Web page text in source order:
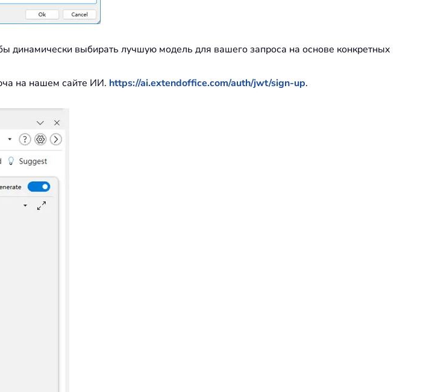
динамически выбирать лучшую модель для вашего запроса на основе конкретных
на нашем сайте ИИ. https://ai.extendoffice.com/auth/jwt/sign-up.